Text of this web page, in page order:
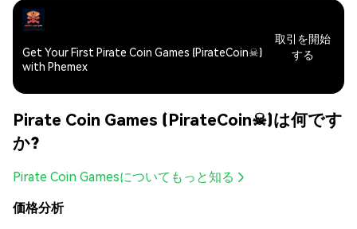
Get Your First Pirate Coin Games (PirateCoin☠)
with Phemex
取引を開始
する
Pirate Coin Games (PirateCoin☠)は何です
か?
Pirate Coin Gamesについてもっと知る
価格分析